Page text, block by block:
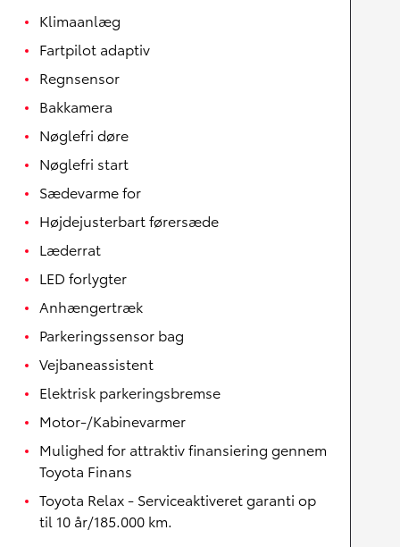
Klimaanlæg
Fartpilot adaptiv
Regnsensor
Bakkamera
Nøglefri døre
Nøglefri start
Sædevarme for
Højdejusterbart førersæde
Læderrat
LED forlygter
Anhængertræk
Parkeringssensor bag
Vejbaneassistent
Elektrisk parkeringsbremse
Motor-/Kabinevarmer
Mulighed for attraktiv finansiering gennem
Toyota Finans
Toyota Relax - Serviceaktiveret garanti op
til 10 år/185.000 km.